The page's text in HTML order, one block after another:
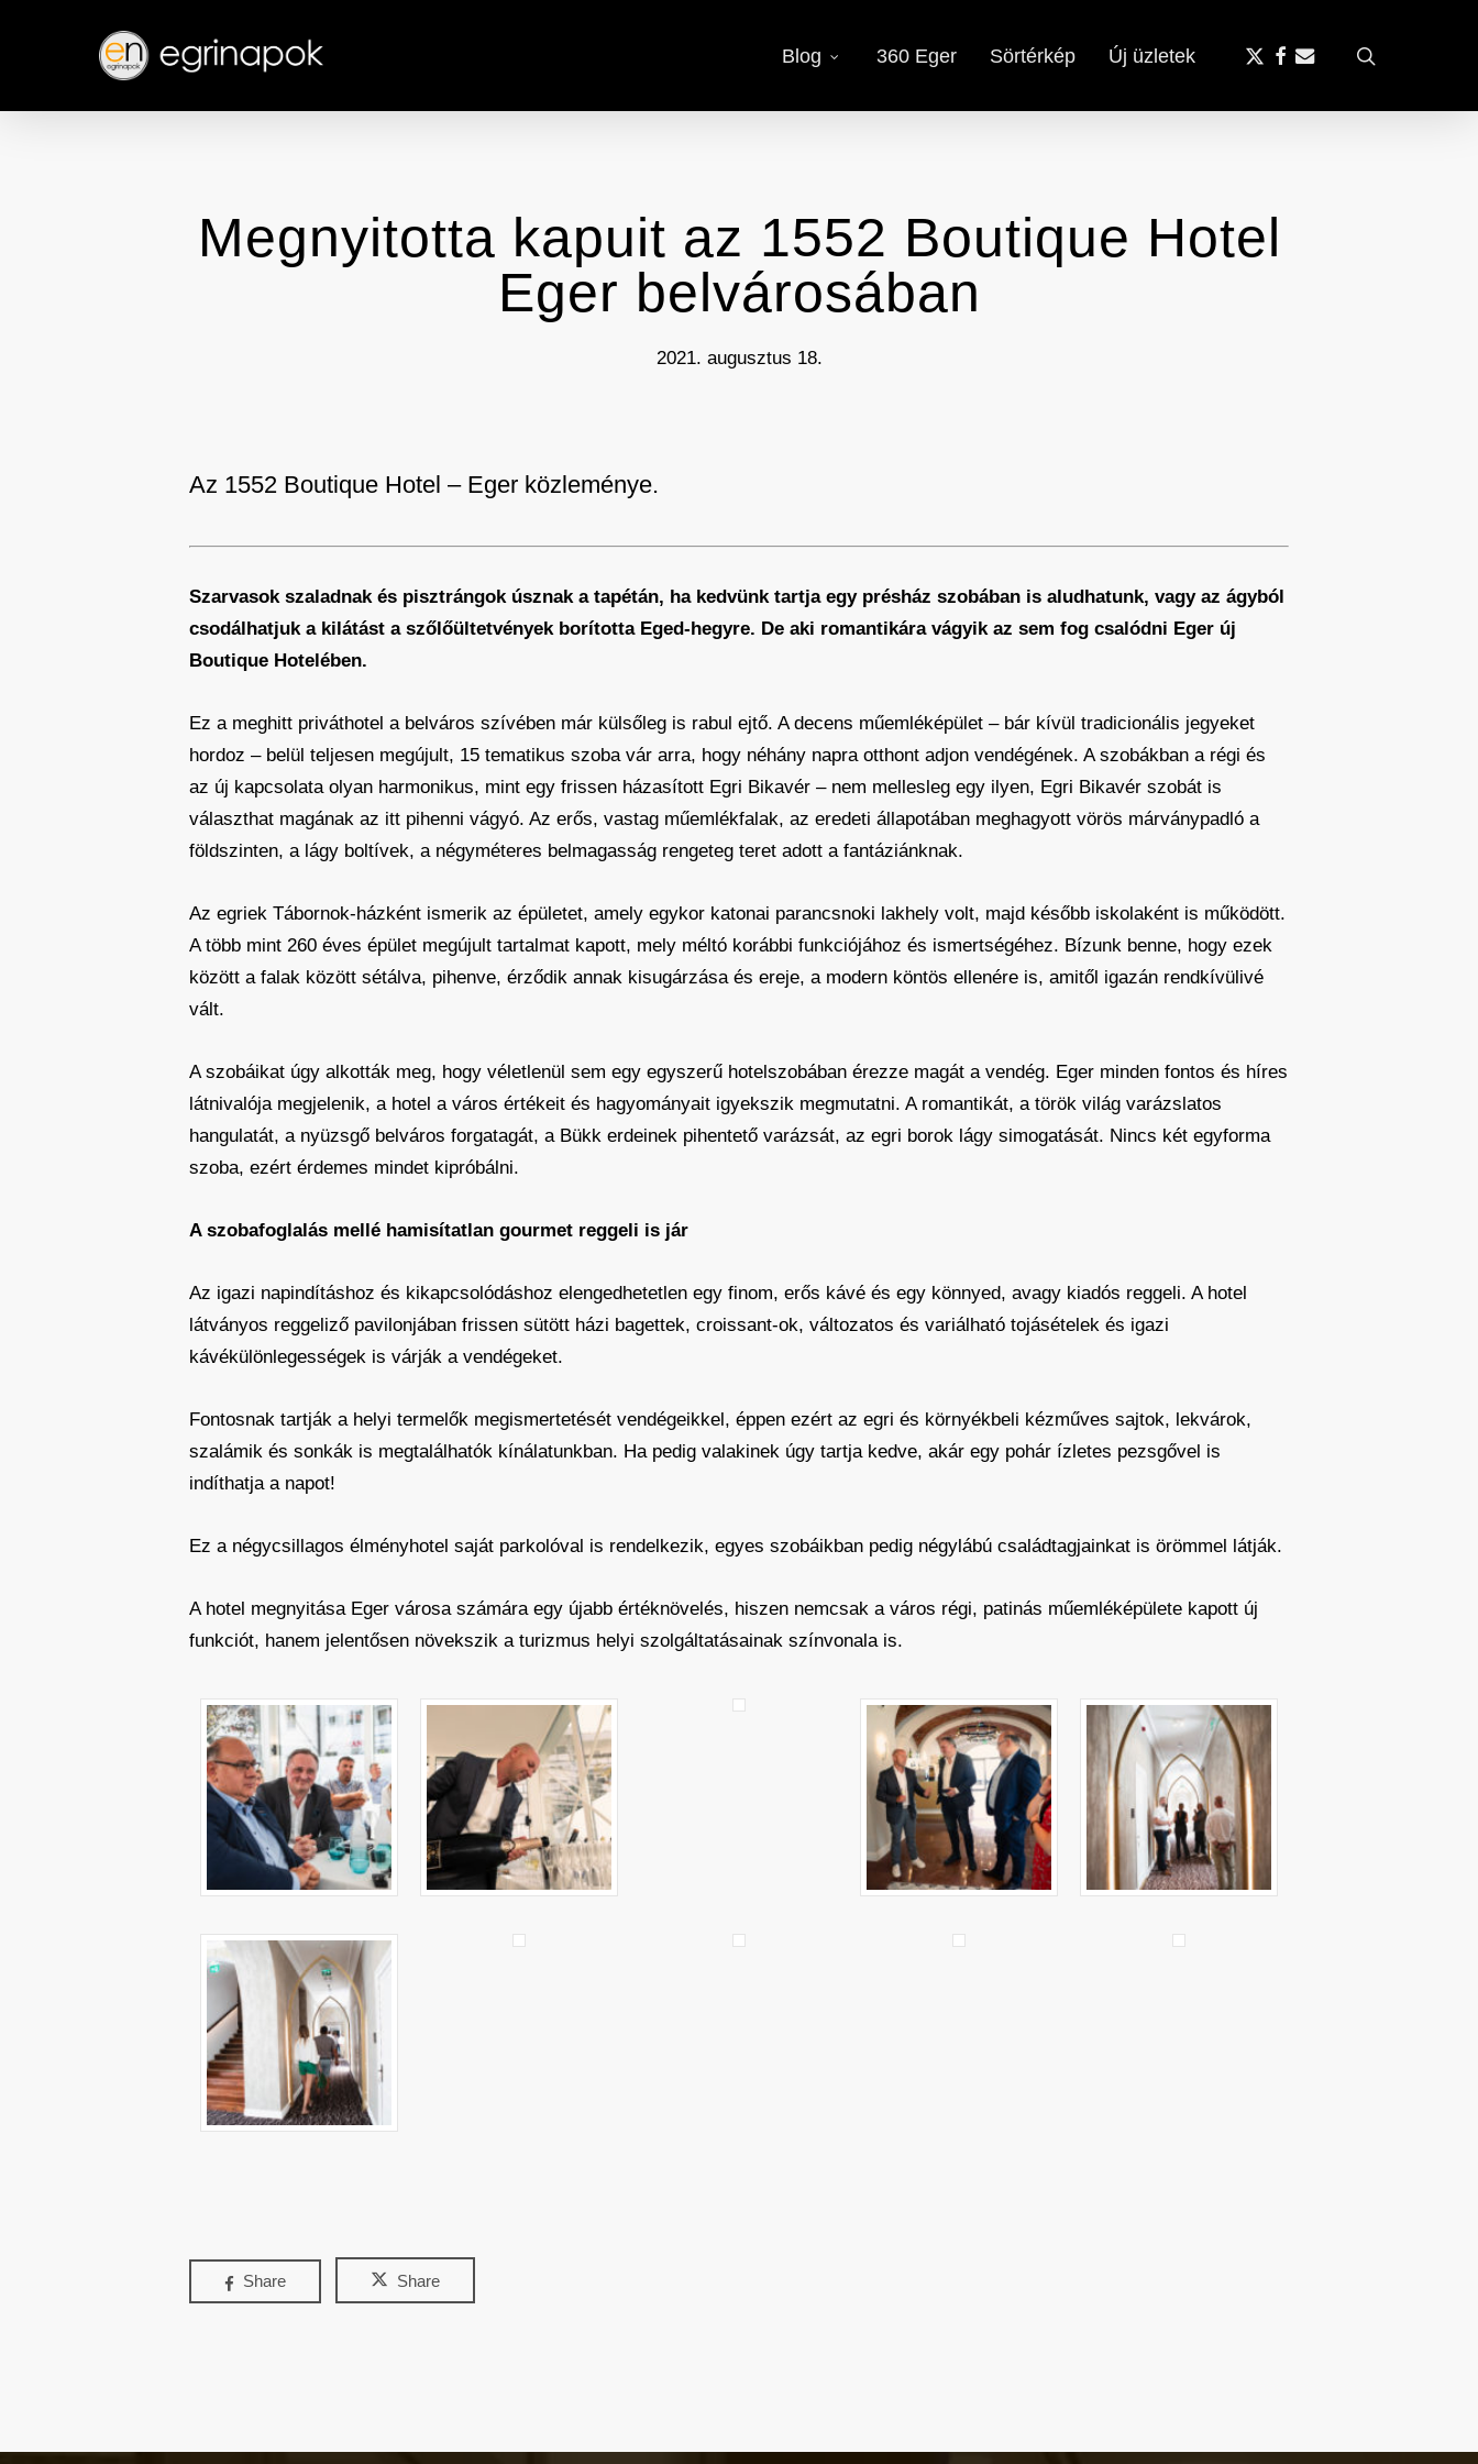
content
Blog 360 Eger Sörtérkép Új üzletek
x-
facebook
email
Megnyitotta kapuit az 1552 Boutique Hotel
Eger belvárosában
2021. augusztus 18.
Az 1552 Boutique Hotel – Eger közleménye.
Szarvasok szaladnak és pisztrángok úsznak a tapétán, ha kedvünk tartja egy présház szobában is aludhatunk, vagy az ágyból
csodálhatjuk a kilátást a szőlőültetvények borította Eged-hegyre. De aki romantikára vágyik az sem fog csalódni Eger új
Boutique Hotelében.
Ez a meghitt priváthotel a belváros szívében már külsőleg is rabul ejtő. A decens műemléképület – bár kívül tradicionális jegyeket
hordoz – belül teljesen megújult, 15 tematikus szoba vár arra, hogy néhány napra otthont adjon vendégének. A szobákban a régi és
az új kapcsolata olyan harmonikus, mint egy frissen házasított Egri Bikavér – nem mellesleg egy ilyen, Egri Bikavér szobát is
választhat magának az itt pihenni vágyó. Az erős, vastag műemlékfalak, az eredeti állapotában meghagyott vörös márványpadló a
földszinten, a lágy boltívek, a négyméteres belmagasság rengeteg teret adott a fantáziánknak.
Az egriek Tábornok-házként ismerik az épületet, amely egykor katonai parancsnoki lakhely volt, majd később iskolaként is működött.
A több mint 260 éves épület megújult tartalmat kapott, mely méltó korábbi funkciójához és ismertségéhez. Bízunk benne, hogy ezek
között a falak között sétálva, pihenve, érződik annak kisugárzása és ereje, a modern köntös ellenére is, amitől igazán rendkívülivé
vált.
A szobáikat úgy alkották meg, hogy véletlenül sem egy egyszerű hotelszobában érezze magát a vendég. Eger minden fontos és híres
látnivalója megjelenik, a hotel a város értékeit és hagyományait igyekszik megmutatni. A romantikát, a török világ varázslatos
hangulatát, a nyüzsgő belváros forgatagát, a Bükk erdeinek pihentető varázsát, az egri borok lágy simogatását. Nincs két egyforma
szoba, ezért érdemes mindet kipróbálni.
A szobafoglalás mellé hamisítatlan gourmet reggeli is jár
Az igazi napindításhoz és kikapcsolódáshoz elengedhetetlen egy finom, erős kávé és egy könnyed, avagy kiadós reggeli. A hotel
látványos reggeliző pavilonjában frissen sütött házi bagettek, croissant-ok, változatos és variálható tojásételek és igazi
kávékülönlegességek is várják a vendégeket.
Fontosnak tartják a helyi termelők megismertetését vendégeikkel, éppen ezért az egri és környékbeli kézműves sajtok, lekvárok,
szalámik és sonkák is megtalálhatók kínálatunkban. Ha pedig valakinek úgy tartja kedve, akár egy pohár ízletes pezsgővel is
indíthatja a napot!
Ez a négycsillagos élményhotel saját parkolóval is rendelkezik, egyes szobáikban pedig négylábú családtagjainkat is örömmel látják.
A hotel megnyitása Eger városa számára egy újabb értéknövelés, hiszen nemcsak a város régi, patinás műemléképülete kapott új
funkciót, hanem jelentősen növekszik a turizmus helyi szolgáltatásainak színvonala is.
Share Share